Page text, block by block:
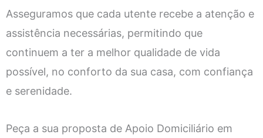
Asseguramos que cada utente recebe a atenção e
assistência necessárias, permitindo que
continuem a ter a melhor qualidade de vida
possível, no conforto da sua casa, com confiança
e serenidade.
Peça a sua proposta de Apoio Domiciliário em